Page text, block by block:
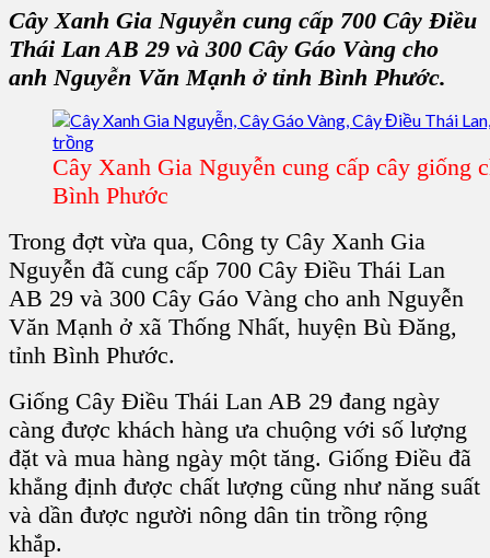
Cây Xanh Gia Nguyễn cung cấp 700 Cây Điều
Thái Lan AB 29 và 300 Cây Gáo Vàng cho
anh Nguyễn Văn Mạnh ở tỉnh Bình Phước.
Cây Xanh Gia Nguyễn cung cấp cây giống
Bình Phước
Trong đợt vừa qua, Công ty Cây Xanh Gia
Nguyễn đã cung cấp 700 Cây Điều Thái Lan
AB 29 và 300 Cây Gáo Vàng cho anh Nguyễn
Văn Mạnh ở xã Thống Nhất, huyện Bù Đăng,
tỉnh Bình Phước.
Giống Cây Điều Thái Lan AB 29 đang ngày
càng được khách hàng ưa chuộng với số lượng
đặt và mua hàng ngày một tăng. Giống Điều đã
khẳng định được chất lượng cũng như năng suất
và dần được người nông dân tin trồng rộng
khắp.